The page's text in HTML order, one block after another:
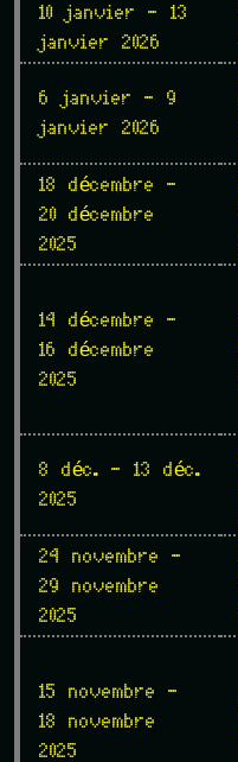
10 janvier - 13
janvier 2026
6 janvier - 9
janvier 2026
18 décembre -
20 décembre
2025
14 décembre -
16 décembre
2025
8 déc. - 13 déc.
2025
24 novembre -
29 novembre
2025
15 novembre -
18 novembre
2025